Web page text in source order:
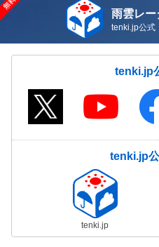
雨雲レー
tenki.jp公
tenki.jp
tenki.jp
tenki.jp